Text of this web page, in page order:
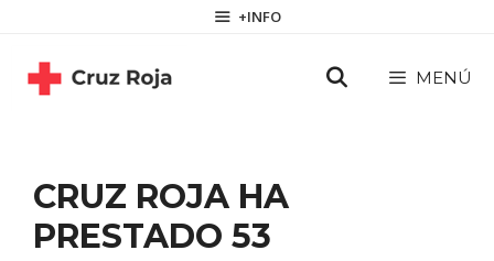
contenido
+INFO
MENÚ
CRUZ ROJA HA
PRESTADO 53